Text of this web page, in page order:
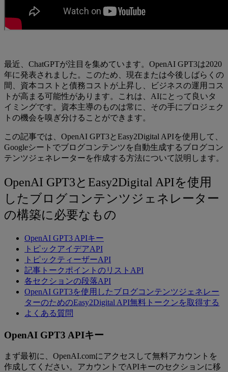
最近、ChatGPTが注目を集めています。OpenAI GPT3は2020
年に発表されました。このため、現在または今後しばらくの
間、資本コストと債務コストが上昇し、ビジネスの運用コス
トが高まる可能性があります。これは、AIにとって良いタ
イミングです。資本主導のものは常に、その手にプロジェク
トの機会を嗅ぎ分けることができます。
この記事では、OpenAI GPT3とEasy2Digital APIを使用して、
Googleシートでブログコンテンツを自動生成するブログコン
テンツジェネレーターを作成する方法について説明します。
OpenAI GPT3とEasy2Digital APIを使用
したブログコンテンツジェネレーター
の構築に必要なもの
OpenAI GPT3 APIキー
トピックアイデアAPI
トピックティーザーAPI
記事トークポイントのリストAPI
各セクションの段落API
OpenAI GPT3を使用したブログコンテンツジェネレー
ターのためのEasy2Digital API無料トークンを取得する
よくある質問
OpenAI GPT3 APIキー
まず最初に、OpenAI.comにアクセスして無料アカウントを
作成してください。アカウントでAPIキーのセクションに移